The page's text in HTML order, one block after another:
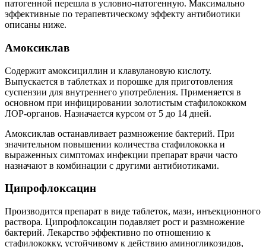
патогенной перешла в условно-патогенную. Максимально
эффективные по терапевтическому эффекту антибиотики
описаны ниже.
Амоксиклав
Содержит амоксициллин и клавулановую кислоту.
Выпускается в таблетках и порошке для приготовления
суспензии для внутреннего употребления. Применяется в
основном при инфицировании золотистым стафилококком
ЛОР-органов. Назначается курсом от 5 до 14 дней.
Амоксиклав останавливает размножение бактерий. При
значительном повышении количества стафилококка и
выраженных симптомах инфекции препарат врачи часто
назначают в комбинации с другими антибиотиками.
Ципрофлоксацин
Производится препарат в виде таблеток, мази, инъекционного
раствора. Ципрофлоксацин подавляет рост и размножение
бактерий. Лекарство эффективно по отношению к
стафилококку, устойчивому к действию аминогликозидов,